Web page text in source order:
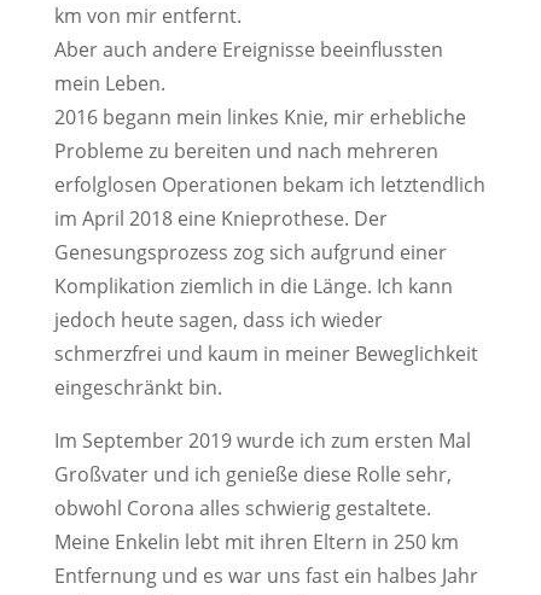
km von mir entfernt.
Aber auch andere Ereignisse beeinflussten
mein Leben.
2016 begann mein linkes Knie, mir erhebliche
Probleme zu bereiten und nach mehreren
erfolglosen Operationen bekam ich letztendlich
im April 2018 eine Knieprothese. Der
Genesungsprozess zog sich aufgrund einer
Komplikation ziemlich in die Länge. Ich kann
jedoch heute sagen, dass ich wieder
schmerzfrei und kaum in meiner Beweglichkeit
eingeschränkt bin.
Im September 2019 wurde ich zum ersten Mal
Großvater und ich genieße diese Rolle sehr,
obwohl Corona alles schwierig gestaltete.
Meine Enkelin lebt mit ihren Eltern in 250 km
Entfernung und es war uns fast ein halbes Jahr